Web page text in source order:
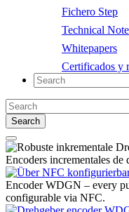
Fichero Step
Technical
Whitepapers
Certificados y
Search
Encoders incrementales de
Encoder WDGN – every
configurable via NFC.